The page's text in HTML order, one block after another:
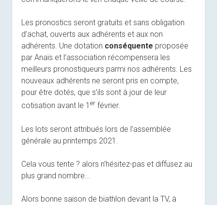
Les pronostics seront gratuits et sans obligation
d’achat, ouverts aux adhérents et aux non
adhérents. Une dotation conséquente proposée
par Anaïs et l’association récompensera les
meilleurs pronostiqueurs parmi nos adhérents. Les
nouveaux adhérents ne seront pris en compte,
pour être dotés, que s’ils sont à jour de leur
cotisation avant le 1 er février.
Les lots seront attribués lors de l’assemblée
générale au printemps 2021.
Cela vous tente ? alors n’hésitez-pas et diffusez au
plus grand nombre…
Alors bonne saison de biathlon devant la TV, à